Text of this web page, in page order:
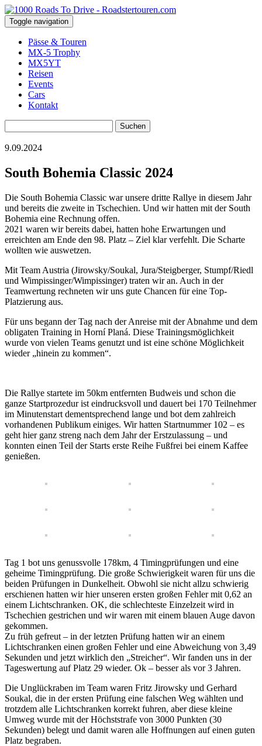
Toggle navigation
Pässe & Touren
MX-5 Trophy
MX5YT
Reisen
Events
Cars
Kontakt
nach:
9.09.2024
South Bohemia Classic 2024
Die South Bohemia Classic war unsere dritte Rallye in diesem Jahr
und bereits die zweite in Tschechien. Und wir hatten mit der South
Bohemia eine Rechnung offen.
2021 waren wir bereits dabei, hatten hohe Erwartungen und
erreichten am Ende den 98. Platz – Ziel klar verfehlt. Die Scharte
wollten wie auswetzen.
Mit Team Austria (Jirowsky/Soukal, Jura/Steigberger, Stumpf/Riedl
und Wimpissinger/Wimpissinger) traten wir an. Auch in der
Teamwertung rechneten wir uns gute Chancen für eine Top-
Platzierung aus.
Für uns begann der Tag nach der Anreise mit der Abnahme und dem
obligaten Training in Horní Planá. Diese Trainingsmöglichkeit
wurde von vielen Teams genutzt und ist eine schöne Möglichkeit
wieder „hinein zu kommen“.
Die Rallye startete im 50km entfernten Budweis und schon die
ganze Startprozedur ist eindrucksvoll und dauert bei 170 Teilnehmer
im Minutenstart dementsprechend lange und bot dem zahlreich
vorhandenen Publikum einiges. Wir hatten Startnummer 102 – es
geht hier ganz streng nach dem Jahr der Erstzulassung – und
konnten einen Teil der Starts erste Reihe Fußfrei bei einem Kaffee
genießen.
Tag 1 bot uns genussvolle 178km, 4 Timingprüfungen und eine
geheime Timingprüfung. Die große Schwierigkeit waren für uns die
beiden Prüfungen in Dunkelheit. Obwohl sie nicht allzu schwierig
erschienen hatten wir hier unseren ersten großen Fehler mit 0,62 an
einem Lichtschranken. OK, die schlechteste Einzelzeit wird in
Tschechien gestrichen und wir waren mit einem blauen Auge davon
gekommen.
Zu früh gefreut – in der letzten Prüfung hatten wir an einem
Lichtschranken einen großen Fehler und eine Abweichung von 3,49
Sekunden und jetzt wirklich den „Streicher“. Wir fanden uns in der
Tageswertung auf Platz 29 wieder. Ok – besser als vor 3 Jahren.
Die Unglückraben im Team waren Fritz Jirowsky und Gerhard
Soukal, die in der ersten Prüfung eine falschen Weg wählten und
trotzdem alle Lichtschranken korrekt fuhren, aber diese kleine
Umweg wurde mit der Höchststrafe von 3000 Punkten (30
Sekunden) belegt und damit waren alle Hoffnungen auf einen guten
Platz begraben.